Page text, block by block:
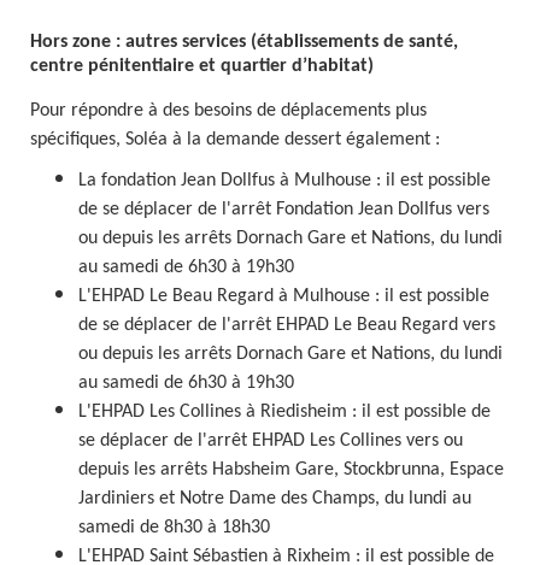
Hors zone : autres services (établissements de santé,
centre pénitentiaire et quartier d’habitat)
Pour répondre à des besoins de déplacements plus
spécifiques, Soléa à la demande dessert également :
La fondation Jean Dollfus à Mulhouse : il est possible
de se déplacer de l'arrêt Fondation Jean Dollfus vers
ou depuis les arrêts Dornach Gare et Nations, du lundi
au samedi de 6h30 à 19h30
L'EHPAD Le Beau Regard à Mulhouse : il est possible
de se déplacer de l'arrêt EHPAD Le Beau Regard vers
ou depuis les arrêts Dornach Gare et Nations, du lundi
au samedi de 6h30 à 19h30
L'EHPAD Les Collines à Riedisheim : il est possible de
se déplacer de l'arrêt EHPAD Les Collines vers ou
depuis les arrêts Habsheim Gare, Stockbrunna, Espace
Jardiniers et Notre Dame des Champs, du lundi au
samedi de 8h30 à 18h30
L'EHPAD Saint Sébastien à Rixheim : il est possible de